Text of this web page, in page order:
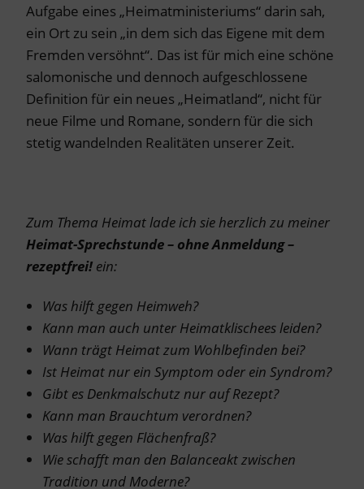
Aufgabe eines „Heimatministeriums“ darin sah,
ein Ort zu sein „in dem sich das Eigene mit dem
Fremden versöhnt“. Das ist für mich eine schöne
salomonische und dennoch aufgeschlossene
Definition für ein neues „Heimatland“, nicht für
neue Filme und Romane, sondern für die sich
stetig wandelnden Realitäten unserer Zeit.
Zum Thema Heimat lade ich sie herzlich zu meiner
Heimat-Sprechstunde – ohne Anmeldung –
rezeptfrei! ein:
Was hilft gegen Heimweh?
Kann man auch unter Heimatklischees leiden?
Wann trägt Heimat zum Wohlbefinden bei?
Ist Heimat nur ein Symptom oder ein Syndrom?
Gibt es Denkmalschutz nur auf Rezept?
Kann man Brauchtum verordnen?
Was hilft gegen Flächenfraß?
Wie schafft man den Balanceakt zwischen
Tradition und Moderne?